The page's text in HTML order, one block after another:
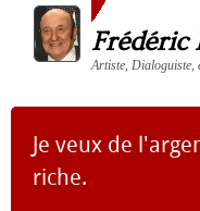
Frédéric
Artiste, Dialoguiste,
Je veux de
riche.